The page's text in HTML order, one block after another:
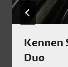
Kennen
Duo